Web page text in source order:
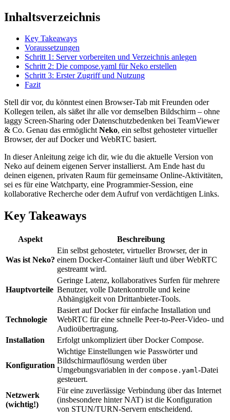
Inhaltsverzeichnis
Key Takeaways
Voraussetzungen
Schritt 1: Server vorbereiten und Verzeichnis anlegen
Schritt 2: Die compose.yaml für Neko erstellen
Schritt 3: Erster Zugriff und Nutzung
Fazit
Stell dir vor, du könntest einen Browser-Tab mit Freunden oder
Kollegen teilen, als säßet ihr alle vor demselben Bildschirm – ohne
laggy Screen-Sharing oder Datenschutzbedenken bei TeamViewer
& Co. Genau das ermöglichtNeko, ein selbst gehosteter virtueller
Browser, der auf Docker und WebRTC basiert.
In dieser Anleitung zeige ich dir, wie du die aktuelle Version von
Neko auf deinem eigenen Server installierst. Am Ende hast du
deinen eigenen, privaten Raum für gemeinsame Online-Aktivitäten,
sei es für eine Watchparty, eine Programmier-Session, eine
kollaborative Recherche oder dem Aufruf von verdächtigen Links.
Key Takeaways
Aspekt Beschreibung
Was ist Neko?
Ein selbst gehosteter, virtueller Browser, der in
einem Docker-Container läuft und über WebRTC
gestreamt wird.
Hauptvorteile
Geringe Latenz, kollaboratives Surfen für mehrere
Benutzer, volle Datenkontrolle und keine
Abhängigkeit von Drittanbieter-Tools.
Technologie
Basiert auf Docker für einfache Installation und
WebRTC für eine schnelle Peer-to-Peer-Video- und
Audioübertragung.
Installation
Erfolgt unkompliziert über Docker Compose.
Konfiguration
Wichtige Einstellungen wie Passwörter und
Bildschirmauflösung werden über
Umgebungsvariablen in der compose.yaml-Datei
gesteuert.
Netzwerk
(wichtig!)
Für eine zuverlässige Verbindung über das Internet
(insbesondere hinter NAT) ist die Konfiguration
von STUN/TURN-Servern entscheidend.